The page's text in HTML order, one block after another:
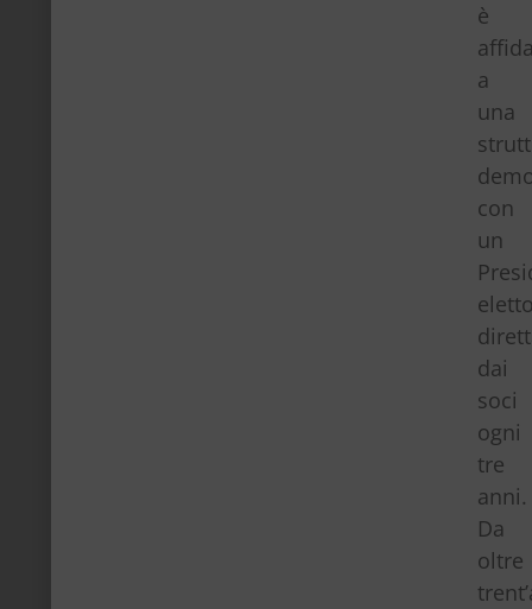
è
a
una
con
un
dai
soci
ogni
tre
anni.
Da
oltre